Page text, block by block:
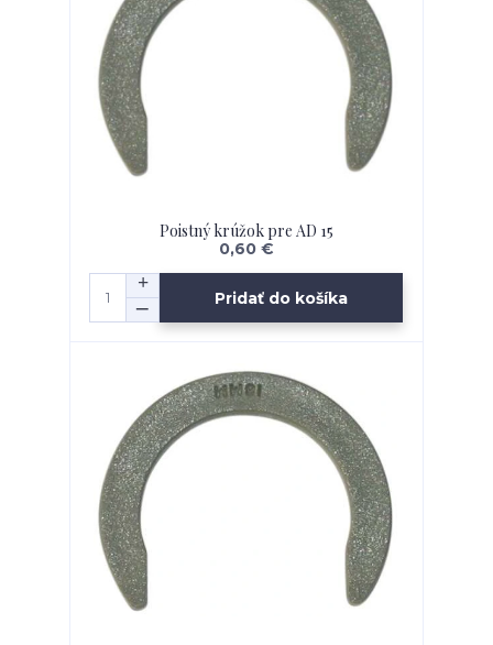
Poistný krúžok pre AD 15
0,60 €
Pridať do košíka